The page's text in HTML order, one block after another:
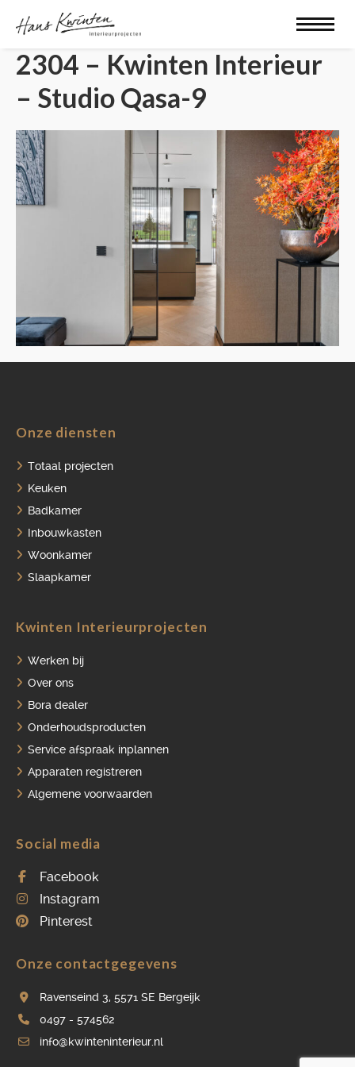
2304 – Kwinten Interieur
– Studio Qasa-9
Onze diensten
Totaal projecten
Keuken
Badkamer
Inbouwkasten
Woonkamer
Slaapkamer
Kwinten Interieurprojecten
Werken bij
Over ons
Bora dealer
Onderhoudsproducten
Service afspraak inplannen
Apparaten registreren
Algemene voorwaarden
Social media
Facebook
Instagram
Pinterest
Onze contactgegevens
Ravenseind 3, 5571 SE Bergeijk
0497 - 574562
info@kwinteninterieur.nl
ONDERHOUDSPRODUCTEN